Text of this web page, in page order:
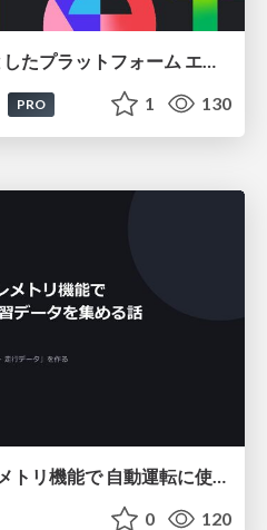
AIエージェントを前提としたプラットフォーム エンジニアリング：GKEで作るAgent-Ready Golden Path
PRO 1 130
0 120